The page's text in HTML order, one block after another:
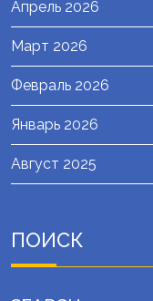
Апрель 2026
Март 2026
Февраль 2026
Январь 2026
Август 2025
ПОИСК